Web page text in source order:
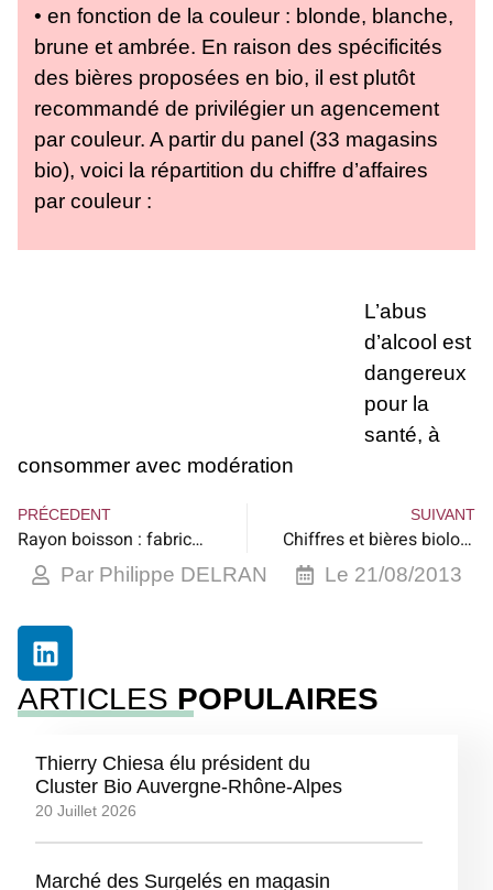
• en fonction de la couleur : blonde, blanche,
brune et ambrée. En raison des spécificités
des bières proposées en bio, il est plutôt
recommandé de privilégier un agencement
par couleur. A partir du panel (33 magasins
bio), voici la répartition du chiffre d’affaires
par couleur :
L’abus
d’alcool est
dangereux
pour la
santé, à
consommer avec modération
PRÉCEDENT
Rayon boisson : fabrication de la bière 2
SUIVANT
Chiffres et bières biologiques…
Par Philippe DELRAN Le 21/08/2013
ARTICLES POPULAIRES
Thierry Chiesa élu président du
Cluster Bio Auvergne-Rhône-Alpes
20 Juillet 2026
Marché des Surgelés en magasin